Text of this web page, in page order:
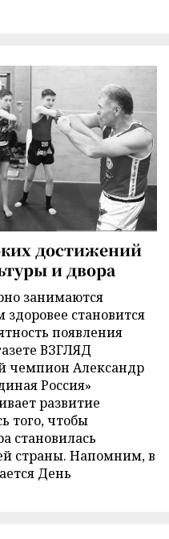
достижений
и двора
занимаются
становится
появления
ВЗГЛЯД
чемпион Александр
Россия»
развитие
того, чтобы
становилась
страны. Напомним, в
День